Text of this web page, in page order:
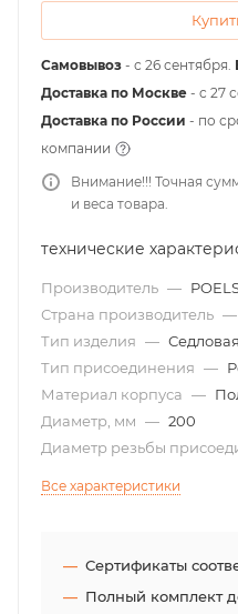
Самовывоз - с 26 сентября.
Доставка по Москве - c 27
Доставка по России - по
компании
Внимание!!! Точная
и веса товара.
технические
Производитель —
Страна производитель —
Тип изделия —
Тип присоединения —
Материал корпуса —
Диаметр, мм — 200
Диаметр резьбы
Все характеристики
Сертификаты
Полный комплект